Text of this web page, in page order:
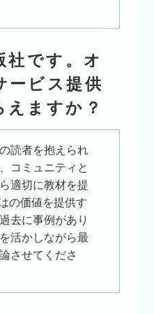
社です。オ
ービス提供
えますか？
読者を抱えられ
コミュニティと
適切に教材を提
の価値を提供す
去に事例があり
活かしながら最
させてくださ